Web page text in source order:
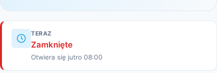
TERAZ
Zamknięte
Otwiera się jutro 08:00